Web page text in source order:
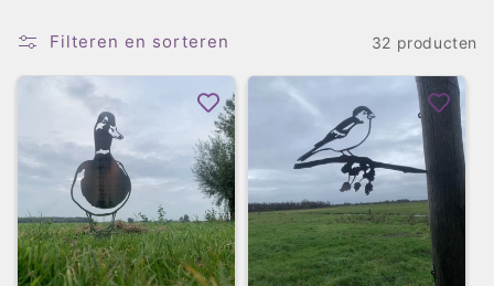
:
Filteren en sorteren 32 producten